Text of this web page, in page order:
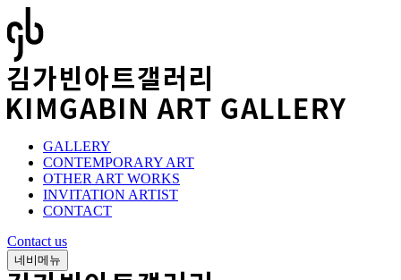
GALLERY
CONTEMPORARY ART
OTHER ART WORKS
INVITATION ARTIST
CONTACT
Contact us
네비메뉴